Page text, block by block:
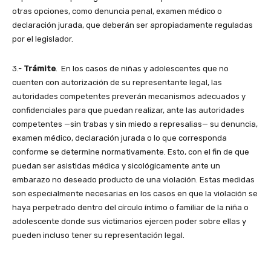
otras opciones, como denuncia penal, examen médico o
declaración jurada, que deberán ser apropiadamente reguladas
por el legislador.
3.- Trámite . En los casos de niñas y adolescentes que no
cuenten con autorización de su representante legal, las
autoridades competentes preverán mecanismos adecuados y
confidenciales para que puedan realizar, ante las autoridades
competentes —sin trabas y sin miedo a represalias— su denuncia,
examen médico, declaración jurada o lo que corresponda
conforme se determine normativamente. Esto, con el fin de que
puedan ser asistidas médica y sicológicamente ante un
embarazo no deseado producto de una violación. Estas medidas
son especialmente necesarias en los casos en que la violación se
haya perpetrado dentro del círculo íntimo o familiar de la niña o
adolescente donde sus victimarios ejercen poder sobre ellas y
pueden incluso tener su representación legal.